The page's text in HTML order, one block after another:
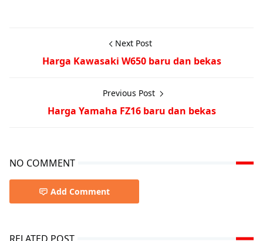
Next Post
Harga Kawasaki W650 baru dan bekas
Previous Post
Harga Yamaha FZ16 baru dan bekas
NO COMMENT
Add Comment